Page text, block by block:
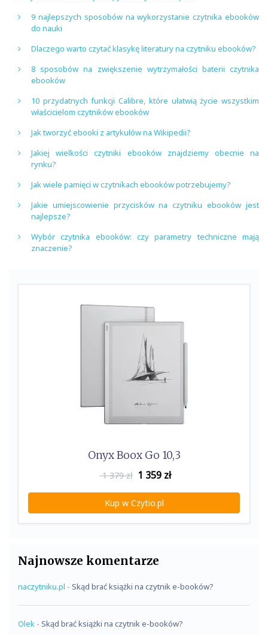
9 najlepszych sposobów na wykorzystanie czytnika ebooków
do nauki
Dlaczego warto czytać klasykę literatury na czytniku ebooków?
8 sposobów na zwiększenie wytrzymałości baterii czytnika
ebooków
10 przydatnych funkcji Calibre, które ułatwią życie wszystkim
właścicielom czytników ebooków
Jak tworzyć ebooki z artykułów na Wikipedii?
Jakiej wielkości czytniki ebooków znajdziemy obecnie na
rynku?
Jak wiele pamięci w czytnikach ebooków potrzebujemy?
Jakie umiejscowienie przycisków na czytniku ebooków jest
najlepsze?
Wybór czytnika ebooków: czy parametry techniczne mają
znaczenie?
Onyx Boox Go 10,3
1 379 zł 1 359zł
Kup w Czytio.pl
Najnowsze komentarze
naczytniku.pl - Skąd brać książki na czytnik e-booków?
Olek - Skąd brać książki na czytnik e-booków?